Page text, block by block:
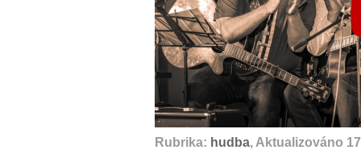
Rubrika: hudba, Aktualizováno